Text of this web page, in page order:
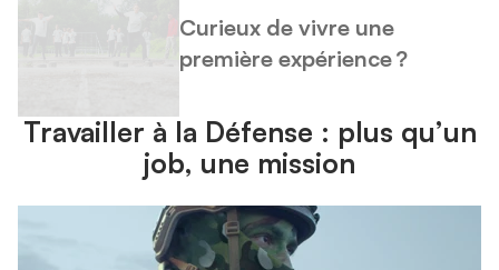
Curieux de vivre une
première expérience ?
Travailler à la Défense : plus qu’un
job, une mission